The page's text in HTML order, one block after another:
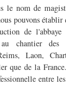
le nom de
pouvons
de l'abbaye
chantier des
Laon,
que de la
entre